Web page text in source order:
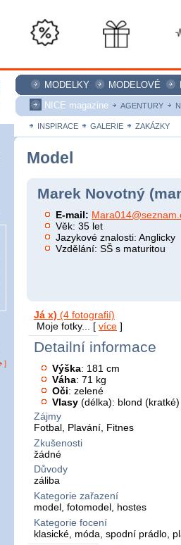
MODELKY MODELOVÉ
NICE magazine
AGENTURY
INSPIRACE GALERIE ZAKÁZKY
]
Model
Marek Novotný
E-mail:
Věk: 35 let
Jazykové znalosti: Anglicky
Vzdělání: SŠ s maturitou
Já x) (4 fotografií)
Moje fotky... [ více ]
Detailní informace
Výška: 181 cm
Váha: 71 kg
Oči: zelené
Vlasy (délka): blond (kratké)
Zájmy
Fotbal, Plavání, Fitnes
Zkušenosti
žádné
Důvody
záliba
Kategorie zařazení
model, fotomodel, hostes
Kategorie focení
klasické, móda, spodní prádlo,